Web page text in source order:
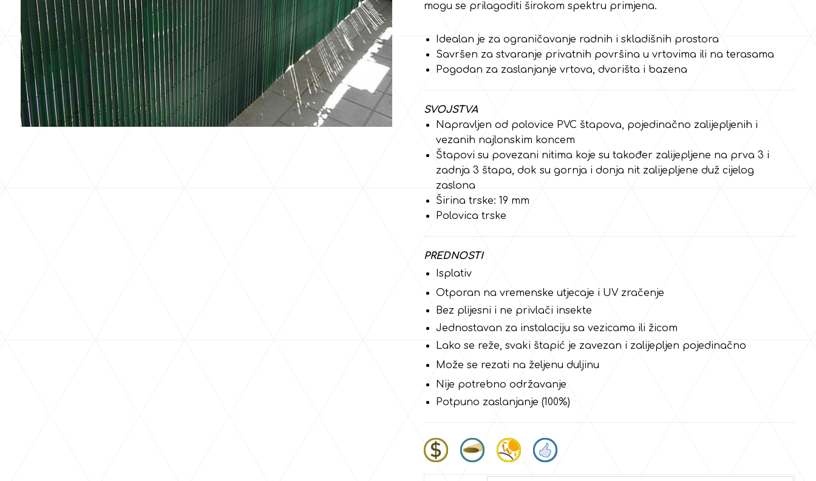
mogu se prilagoditi širokom spektru primjena.
Idealan je za ograničavanje radnih i skladišnih prostora
Savršen za stvaranje privatnih površina u vrtovima ili na terasama
Pogodan za zaslanjanje vrtova, dvorišta i bazena
SVOJSTVA
Napravljen od polovice PVC štapova, pojedinačno zalijepljenih i
vezanih najlonskim koncem
Štapovi su povezani nitima koje su također zalijepljene na prva 3 i
zadnja 3 štapa, dok su gornja i donja nit zalijepljene duž cijelog
zaslona
Širina trske: 19 mm
Polovica trske
PREDNOSTI
Isplativ
Otporan na vremenske utjecaje i UV zračenje
Bez plijesni i ne privlači insekte
Jednostavan za instalaciju sa vezicama ili žicom
Lako se reže, svaki štapić je zavezan i zalijepljen pojedinačno
Može se rezati na željenu duljinu
Nije potrebno održavanje
Potpuno zaslanjanje (100%)